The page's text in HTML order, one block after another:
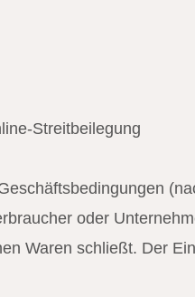
Streitbeilegung
oder
Waren schließt. Der